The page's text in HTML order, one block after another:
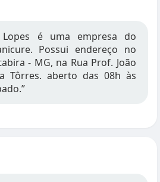
é uma empresa do
Possui endereço no
- MG, na Rua Prof. João
Tôrres. aberto das 08h às